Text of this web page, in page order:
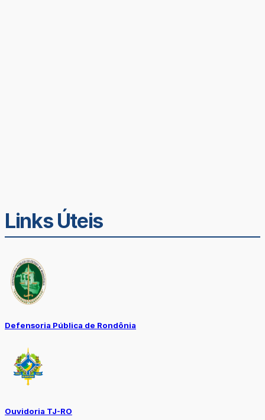
Links Úteis
Defensoria Pública de Rondônia
Ouvidoria TJ-RO